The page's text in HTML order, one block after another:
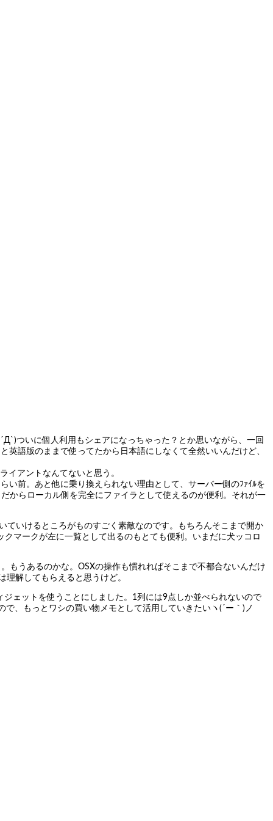
ついに個人利用もシェアになっちゃった？とか思いながら、一回
語版のままで使ってたから日本語にしなくて全然いいんだけど、
イアントなんてないと思う。
い前。あと他に乗り換えられない理由として、サーバー側のﾌｧｲﾙを
からローカル側を完全にファイラとして使えるのが便利。それが一
いけるところがものすごく素敵なのです。もちろんそこまで開か
マークが左に一覧として出るのもとても便利。いまだに犬ッコロ
もうあるのかな。OSXの操作も慣れればそこまで不都合ないんだけ
解してもらえると思うけど。
ェットを使うことにしました。1列には9点しか並べられないので
、もっとワシの買い物メモとして活用していきたいヽ(´ー｀)ノ